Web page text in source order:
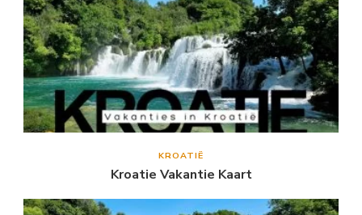
KROATIË
Kroatie Vakantie Kaart